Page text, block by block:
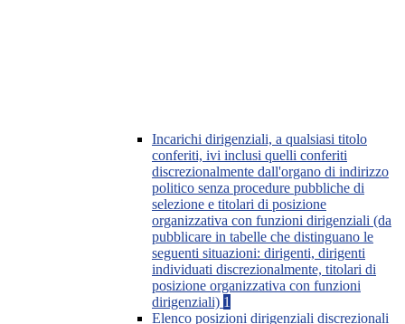
Incarichi dirigenziali, a qualsiasi titolo
conferiti, ivi inclusi quelli conferiti
discrezionalmente dall'organo di indirizzo
politico senza procedure pubbliche di
selezione e titolari di posizione
organizzativa con funzioni dirigenziali (da
pubblicare in tabelle che distinguano le
seguenti situazioni: dirigenti, dirigenti
individuati discrezionalmente, titolari di
posizione organizzativa con funzioni
dirigenziali) 1
Elenco posizioni dirigenziali discrezionali